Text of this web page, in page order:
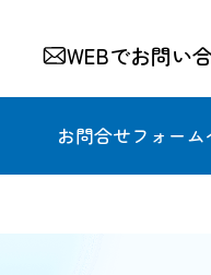
WEBでお問い
お問合せフォーム